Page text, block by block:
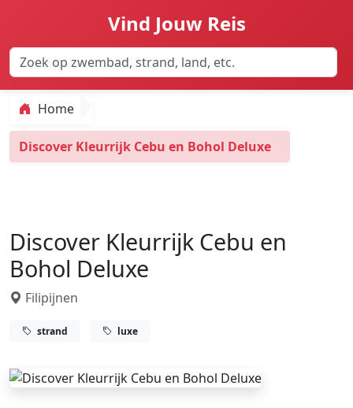
Vind Jouw Reis
Home
Discover Kleurrijk Cebu en Bohol Deluxe
Discover Kleurrijk Cebu en
Bohol Deluxe
Filipijnen
strand luxe